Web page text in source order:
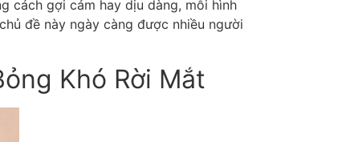
cách gợi cảm hay dịu dàng, mỗi hình
đề này ngày càng được nhiều người
Khó Rời Mắt